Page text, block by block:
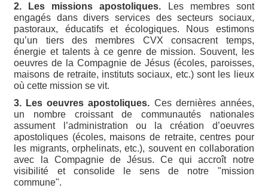
2. Les missions apostoliques. Les membres sont
engagés dans divers services des secteurs sociaux,
pastoraux, éducatifs et écologiques. Nous estimons
qu’un tiers des membres CVX consacrent temps,
énergie et talents à ce genre de mission. Souvent, les
oeuvres de la Compagnie de Jésus (écoles, paroisses,
maisons de retraite, instituts sociaux, etc.) sont les lieux
où cette mission se vit.
3. Les oeuvres apostoliques. Ces dernières années,
un nombre croissant de communautés nationales
assument l’administration ou la création d’oeuvres
apostoliques (écoles, maisons de retraite, centres pour
les migrants, orphelinats, etc.), souvent en collaboration
avec la Compagnie de Jésus. Ce qui accroît notre
visibilité et consolide le sens de notre "mission
commune".